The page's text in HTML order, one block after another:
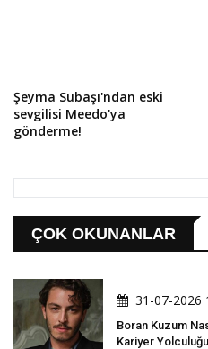
Şeyma Subaşı'ndan eski
sevgilisi Meedo'ya
gönderme!
ÇOK OKUNANLAR
31-07-2026
Boran Kuzum
Kariyer Yolculuğu